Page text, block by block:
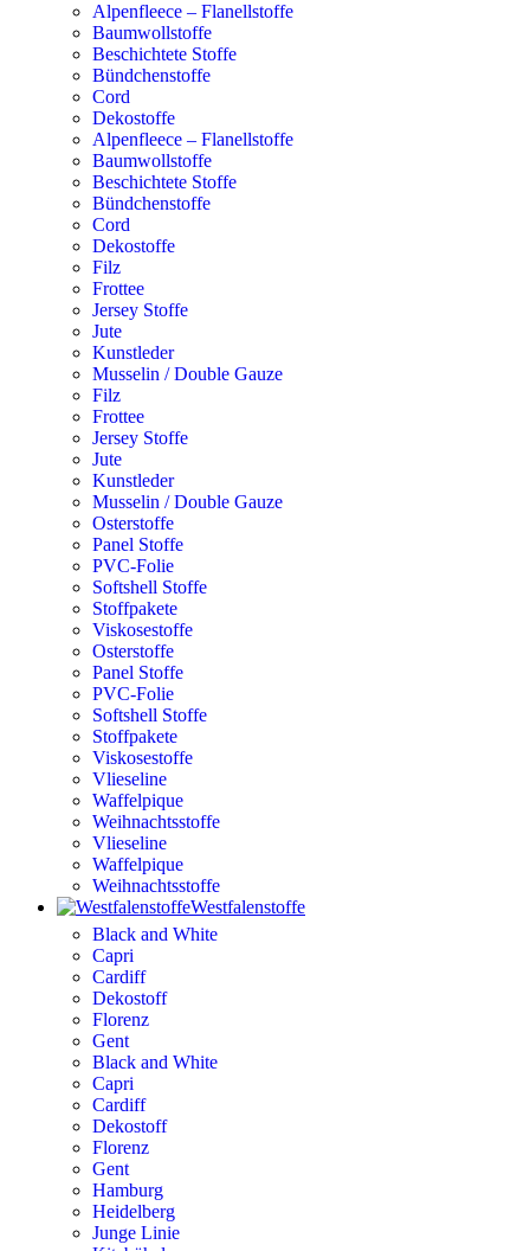
Alpenfleece – Flanellstoffe
Baumwollstoffe
Beschichtete Stoffe
Bündchenstoffe
Cord
Dekostoffe
Alpenfleece – Flanellstoffe
Baumwollstoffe
Beschichtete Stoffe
Bündchenstoffe
Cord
Dekostoffe
Filz
Frottee
Jersey Stoffe
Jute
Kunstleder
Musselin / Double Gauze
Filz
Frottee
Jersey Stoffe
Jute
Kunstleder
Musselin / Double Gauze
Osterstoffe
Panel Stoffe
PVC-Folie
Softshell Stoffe
Stoffpakete
Viskosestoffe
Osterstoffe
Panel Stoffe
PVC-Folie
Softshell Stoffe
Stoffpakete
Viskosestoffe
Vlieseline
Waffelpique
Weihnachtsstoffe
Vlieseline
Waffelpique
Weihnachtsstoffe
Westfalenstoffe
Black and White
Capri
Cardiff
Dekostoff
Florenz
Gent
Black and White
Capri
Cardiff
Dekostoff
Florenz
Gent
Hamburg
Heidelberg
Junge Linie